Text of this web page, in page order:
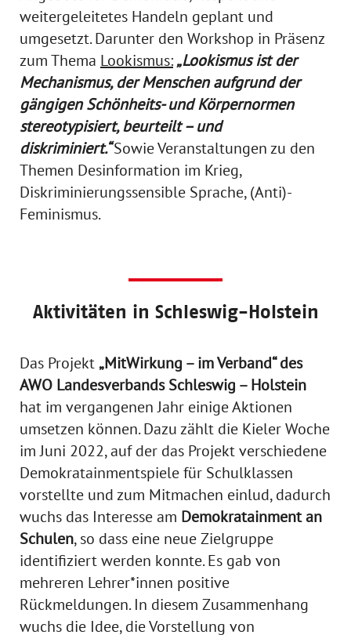
weitergeleitetes Handeln geplant und
umgesetzt. Darunter den Workshop in Präsenz
zum Thema Lookismus:„Lookismus ist der
Mechanismus, der Menschen aufgrund der
gängigen Schönheits- und Körpernormen
stereotypisiert, beurteilt – und
diskriminiert.“Sowie Veranstaltungen zu den
Themen Desinformation im Krieg,
Diskriminierungssensible Sprache, (Anti)-
Feminismus.
Aktivitäten in Schleswig-Holstein
Das Projekt„MitWirkung – im Verband“ des
AWO Landesverbands Schleswig – Holstein
hat im vergangenen Jahr einige Aktionen
umsetzen können. Dazu zählt die Kieler Woche
im Juni 2022, auf der das Projekt verschiedene
Demokratainmentspiele für Schulklassen
vorstellte und zum Mitmachen einlud, dadurch
wuchs das Interesse am Demokratainment an
Schulen, so dass eine neue Zielgruppe
identifiziert werden konnte. Es gab von
mehreren Lehrer*innen positive
Rückmeldungen. In diesem Zusammenhang
wuchs die Idee, die Vorstellung von